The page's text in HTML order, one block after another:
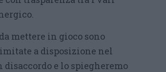
mettere in gioco sono
a disposizione nel
e lo spiegheremo